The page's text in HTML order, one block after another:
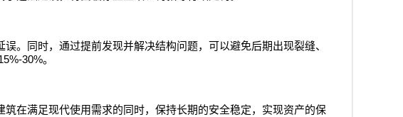
。同时，通过提前发现并解决结构问题，可以避免后期出现裂缝、
30%。
在满足现代使用需求的同时，保持长期的安全稳定，实现资产的保